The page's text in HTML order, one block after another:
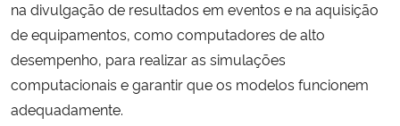
na divulgação de resultados em eventos e na aquisição
de equipamentos, como computadores de alto
desempenho, para realizar as simulações
computacionais e garantir que os modelos funcionem
adequadamente.